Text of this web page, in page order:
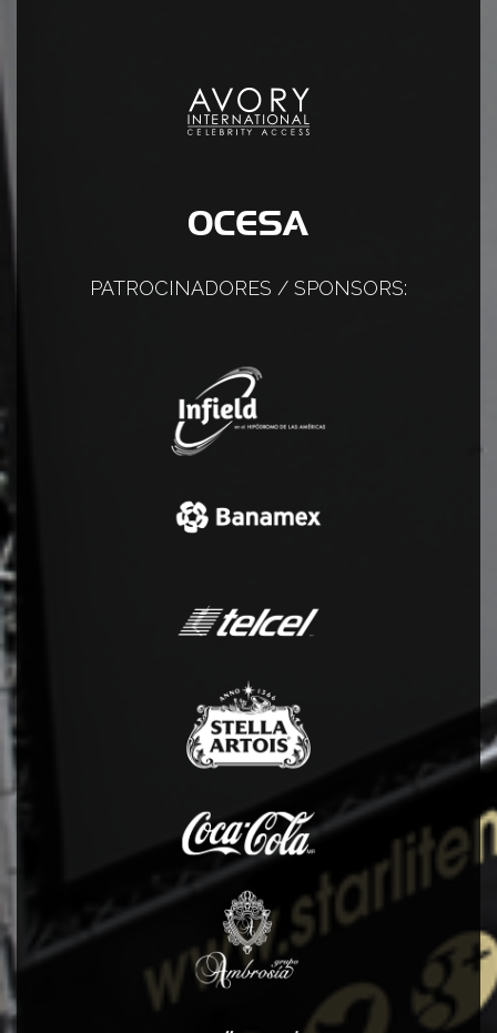
PATROCINADORES / SPONSORS: